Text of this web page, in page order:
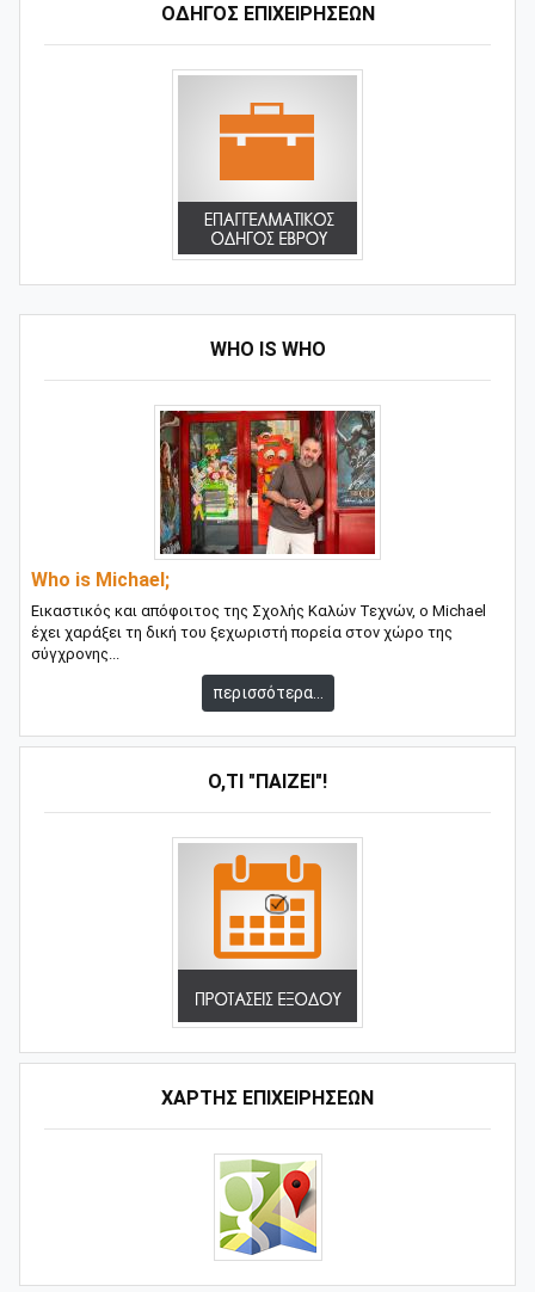
ΟΔΗΓΌΣ ΕΠΙΧΕΙΡΉΣΕΩΝ
WHO IS WHO
Who is Michael;
Εικαστικός και απόφοιτος της Σχολής Καλών Τεχνών, ο Michael
έχει χαράξει τη δική του ξεχωριστή πορεία στον χώρο της
σύγχρονης...
περισσότερα...
Ό,ΤΙ "ΠΑΊΖΕΙ"!
ΧΑΡΤΗΣ ΕΠΙΧΕΙΡΗΣΕΩΝ